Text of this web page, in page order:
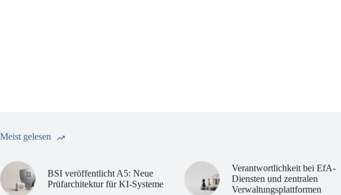
Meist gelesen
BSI veröffentlicht A5: Neue
Prüfarchitektur für KI-Systeme
Verantwortlichkeit bei EfA-
Diensten und zentralen
Verwaltungsplattformen